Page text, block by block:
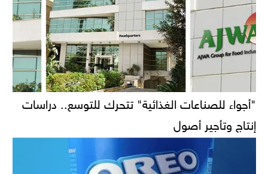
"أجواء للصناعات الغذائية" تتحرك للتوسع.. دراسات
إنتاج وتأجير أصول